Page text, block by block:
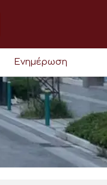
Ενημέρωση